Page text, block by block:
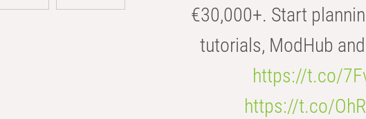
€30,000+. Start
tutorials, ModHub
https://t.co/
https://t.co/